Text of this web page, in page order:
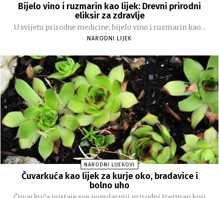
Bijelo vino i ruzmarin kao lijek: Drevni prirodni
eliksir za zdravlje
U svijetu prirodne medicine, bijelo vino i ruzmarin kao...
NARODNI LIJEK
NARODNI LIJEKOVI
Čuvarkuća kao lijek za kurje oko, bradavice i
bolno uho